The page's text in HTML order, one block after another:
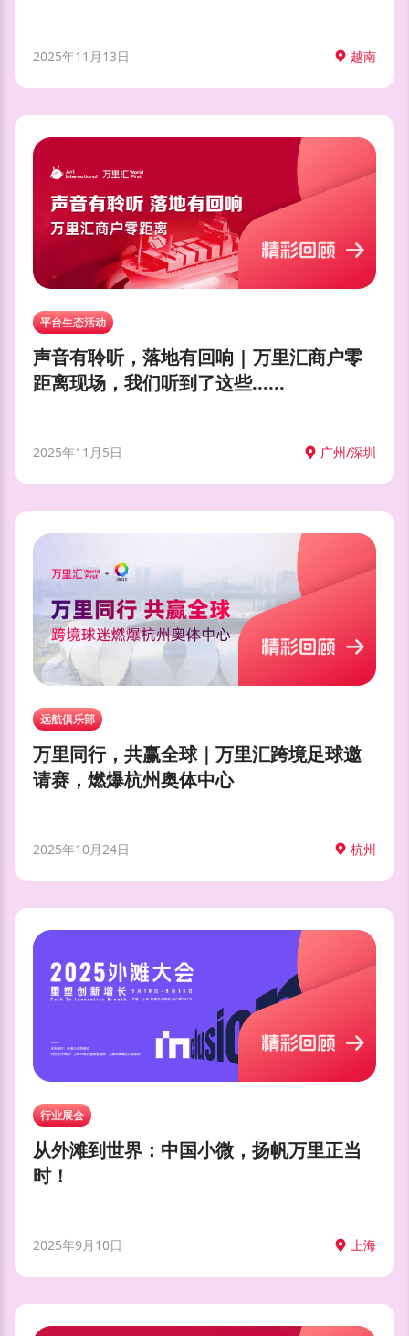
2025年11月13日 越南
平台生态活动
声音有聆听，落地有回响 | 万里汇商户零
距离现场，我们听到了这些......
2025年11月5日 广州/深圳
远航俱乐部
万里同行，共赢全球｜万里汇跨境足球邀
请赛，燃爆杭州奥体中心
2025年10月24日 杭州
行业展会
从外滩到世界：中国小微，扬帆万里正当
时！
2025年9月10日 上海